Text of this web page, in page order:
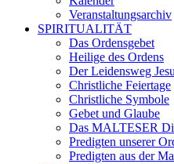
Veranstaltungsarchiv
SPIRITUALITÄT
Das Ordensgebet
Heilige des Ordens
Der Leidensweg
Christliche Feiertage
Christliche Symbole
Gebet und Glaube
Das MALTESER
Predigten unserer
Predigten aus der